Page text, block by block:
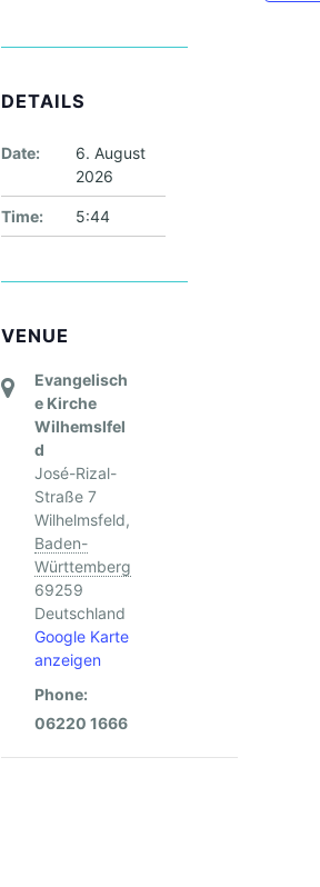
DETAILS
Date:
6. August
2026
Time: 5:44
VENUE
Evangelisch
e Kirche
Wilhemslfel
d
José-Rizal-
Straße 7
Wilhelmsfeld,
Baden-
Württemberg
69259
Deutschland
Google Karte
anzeigen
Phone:
06220 1666